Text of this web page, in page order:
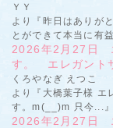
ＹＹ
より『昨日はありが
とができて本当に有
2026年2月27日
す。 エレガント
くろやなぎ えつこ
より『大橋葉子様 エ
す。m(__)m 只今...
2026年2月27日